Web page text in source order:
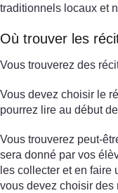
traditionnels locaux et
Où trouver les
Vous trouverez des
Vous devez choisir le
pourrez lire au début
Vous trouverez peut-
sera donné par vos
les collecter et en faire
vous devez choisir des